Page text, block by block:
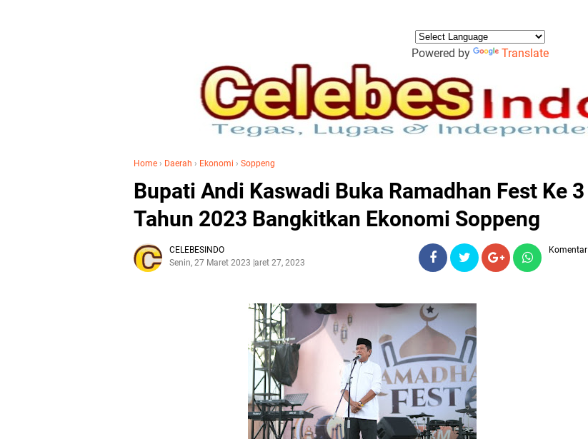
Powered by Translate
Home › Daerah › Ekonomi › Soppeng
Bupati Andi Kaswadi Buka Ramadhan Fest Ke 3
Tahun 2023 Bangkitkan Ekonomi Soppeng
CELEBESINDO
Senin, 27 Maret 2023Maret 27, 2023
Komentar